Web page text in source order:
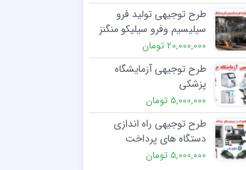
طرح توجیهی تولید فرو
سیلیسیم وفرو سیلیکو منگنز
20,000,000 تومان
طرح توجیهی آزمایشگاه
پزشکی
5,000,000 تومان
طرح توجیهی راه اندازی
دستگاه های پرداخت
الکترونیک
5,000,000 تومان